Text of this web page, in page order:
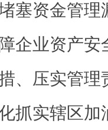
塞资金管理
企业资产
、压实管理
抓实辖区